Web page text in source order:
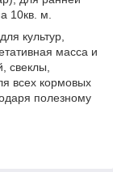
10кв. м.
культур,
масса и
свеклы,
всех кормовых
полезному